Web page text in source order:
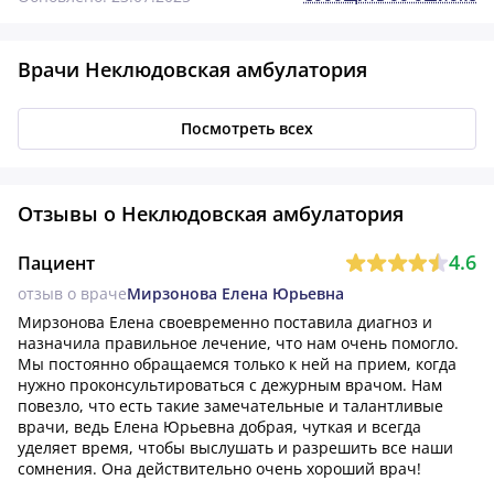
Врачи Неклюдовская амбулатория
Посмотреть всех
Отзывы о Неклюдовская амбулатория
4.6
Пациент
отзыв о врачеМирзонова Елена Юрьевна
Мирзонова Елена своевременно поставила диагноз и
назначила правильное лечение, что нам очень помогло.
Мы постоянно обращаемся только к ней на прием, когда
нужно проконсультироваться с дежурным врачом. Нам
повезло, что есть такие замечательные и талантливые
врачи, ведь Елена Юрьевна добрая, чуткая и всегда
уделяет время, чтобы выслушать и разрешить все наши
сомнения. Она действительно очень хороший врач!